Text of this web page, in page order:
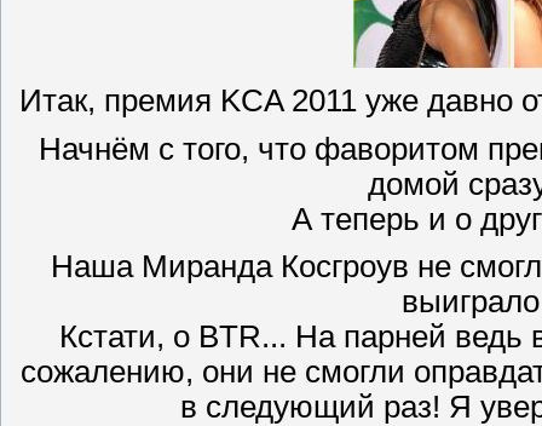
Итак, премия KCA 2011 уже давно
Начнём с того, что фаворитом
домой
А теперь и о
Наша Миранда Косгроув не
Кстати, о BTR... На парней ведь
сожалению, они не смогли
в следующий раз! Я